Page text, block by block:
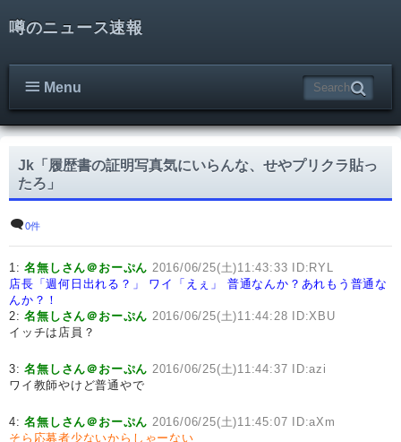
噂のニュース速報
Menu
Jk「履歴書の証明写真気にいらんな、せやプリクラ貼っ
たろ」
0件
1:名無しさん＠おーぷん 2016/06/25(土)11:43:33 ID:RYL
店長「週何日出れる？」
ワイ「えぇ」
普通なんか？あれもう普通な
んか？！
2:名無しさん＠おーぷん 2016/06/25(土)11:44:28 ID:XBU
イッチは店員？
3:名無しさん＠おーぷん 2016/06/25(土)11:44:37 ID:azi
ワイ教師やけど普通やで
4:名無しさん＠おーぷん 2016/06/25(土)11:45:07 ID:aXm
そら応募者少ないからしゃーない